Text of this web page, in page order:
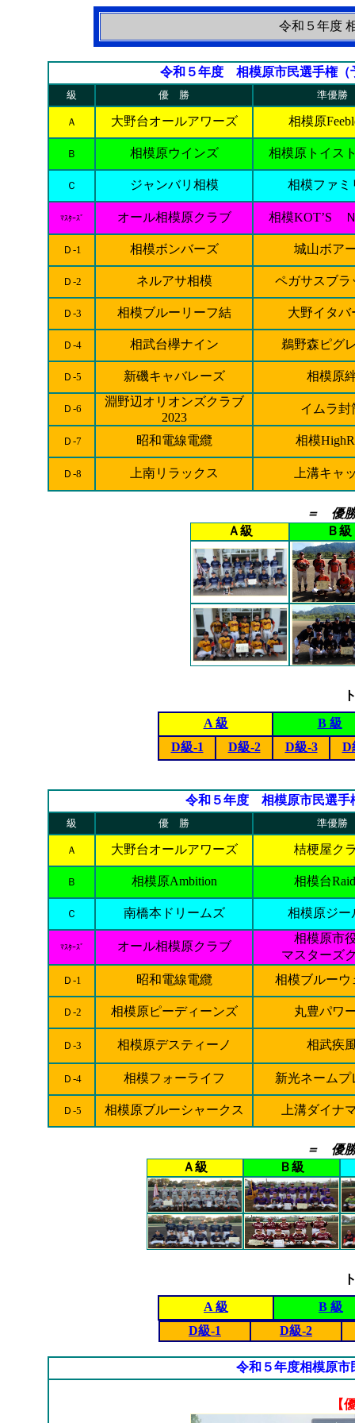
令和５年度
令和５年度 相模原市民選手権
級 優 勝 準優勝
Ａ 大野台オールアワーズ 相模原
Ｂ 相模原ウインズ 相模原トイス
Ｃ ジャンバリ相模 相模ファミ
ﾏｽﾀｰｽﾞ オール相模原クラブ 相模KOT’S
Ｄ-1 相模ボンバーズ 城山ボア
Ｄ-2 ネルアサ相模 ペガサスブラ
Ｄ-3 相模ブルーリーフ結 大野イタバ
Ｄ-4 相武台欅ナイン 鵜野森ピグ
Ｄ-5 新磯キャバレーズ 相模原
Ｄ-6
淵野辺オリオンズクラブ
2023
イムラ封
Ｄ-7 昭和電線電纜 相模
Ｄ-8 上南リラックス 上溝キャ
＝ 優
Ａ級
Ｂ級
A 級
B 級
D級-1
D級-2 D級-3 D
令和５年度 相模原市民選
級 優 勝 準優勝
Ａ 大野台オールアワーズ 桔梗屋ク
Ｂ 相模原Ambition 相模台
Ｃ 南橋本ドリームズ 相模原ジー
ﾏｽﾀｰｽﾞ オール相模原クラブ
相模原市
マスターズ
Ｄ-1 昭和電線電纜 相模ブルーウ
Ｄ-2 相模原ピーディーンズ 丸豊パワ
Ｄ-3 相模原デスティーノ 相武疾
Ｄ-4 相模フォーライフ 新光ネームプ
Ｄ-5 相模原ブルーシャークス 上溝ダイナ
＝ 優
Ａ級
Ｂ級
A 級
B 級
D級-1
D級-2
令和５年度相模原市
【